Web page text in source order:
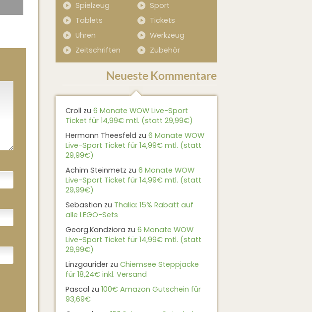
Spielzeug
Sport
Tablets
Tickets
Uhren
Werkzeug
Zeitschriften
Zubehör
Neueste Kommentare
Croll zu 6 Monate WOW Live-Sport
Ticket für 14,99€ mtl. (statt 29,99€)
Hermann Theesfeld zu 6 Monate WOW
Live-Sport Ticket für 14,99€ mtl. (statt
29,99€)
Achim Steinmetz zu 6 Monate WOW
Live-Sport Ticket für 14,99€ mtl. (statt
29,99€)
Sebastian zu Thalia: 15% Rabatt auf
alle LEGO-Sets
Georg.Kandziora zu 6 Monate WOW
Live-Sport Ticket für 14,99€ mtl. (statt
29,99€)
Linzgaurider zu Chiemsee Steppjacke
für 18,24€ inkl. Versand
Pascal zu 100€ Amazon Gutschein für
93,69€